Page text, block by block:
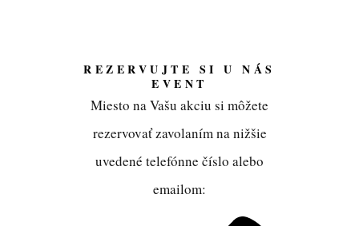
REZERVUJTE SI U NÁS
EVENT
Miesto na Vašu akciu si môžete
rezervovať zavolaním na nižšie
uvedené telefónne číslo alebo
emailom: